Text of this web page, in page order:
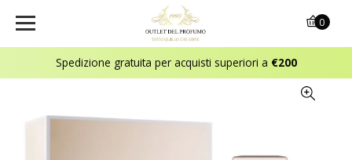
Spedizione gratuita per acquisti superiori a €200
0